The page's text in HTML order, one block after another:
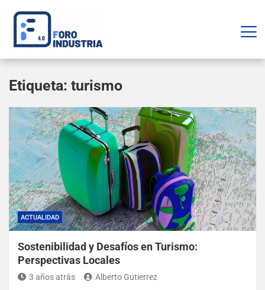
Etiqueta: turismo
ACTUALIDAD
Sostenibilidad y Desafíos en Turismo:
Perspectivas Locales
3 años atrás Alberto Gutierrez